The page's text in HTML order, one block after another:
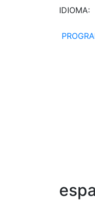
IDIOMA: